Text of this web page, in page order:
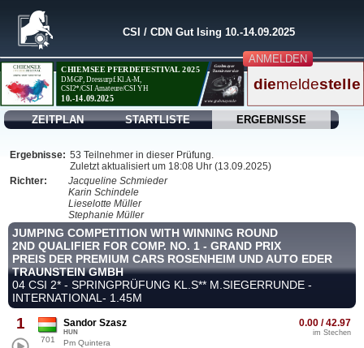
ANMELDEN
CSI / CDN Gut Ising 10.-14.09.2025
ZEITPLAN STARTLISTE ERGEBNISSE
Ergebnisse: 53 Teilnehmer in dieser Prüfung.
Zuletzt aktualisiert um 18:08 Uhr (13.09.2025)
Richter:
Jacqueline Schmieder
Karin Schindele
Lieselotte Müller
Stephanie Müller
JUMPING COMPETITION WITH WINNING ROUND
2ND QUALIFIER FOR COMP. NO. 1 - GRAND PRIX
PREIS DER PREMIUM CARS ROSENHEIM UND AUTO EDER
TRAUNSTEIN GMBH
04 CSI 2* - SPRINGPRÜFUNG KL.S** M.SIEGERRUNDE -
INTERNATIONAL- 1.45M
1
701
0.00 / 42.97
im Stechen
Sandor Szasz
HUN
Pm Quintera